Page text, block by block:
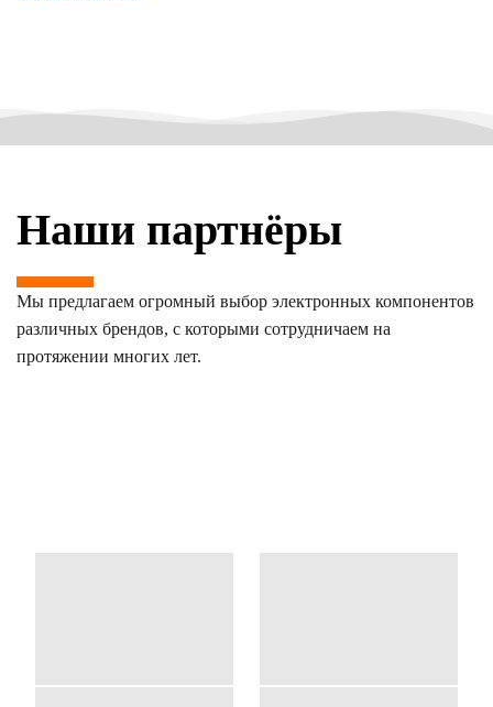
Наши партнёры
Мы предлагаем огромный выбор электронных компонентов
различных брендов, с которыми сотрудничаем на
протяжении многих лет.